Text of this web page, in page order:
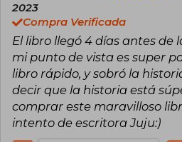
Antes de diciembre
novelas más
2022, fue la autora
los libros de Harry
países y
historias. Por
colapsó la Gran Vía,
cientos de lectores
2023
Compra Verificada
El libro llegó 4 días antes de
mi punto de vista es super
libro rápido, y sobró la
decir que la historia está
comprar este maravilloso
intento de escritora Juju:)